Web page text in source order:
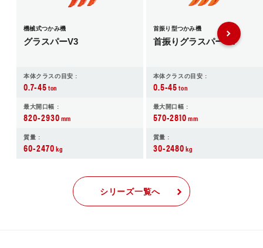
機械式つかみ機
グラスパーV3
本体クラスの目安 :
0.7-45ton
最大開口幅 :
820-2930mm
質量 :
60-2470kg
首振り型つかみ機
首振りグラスパーVL
本体クラスの目安 :
0.5-45ton
最大開口幅 :
570-2810mm
質量 :
30-2480kg
シリーズ一覧へ